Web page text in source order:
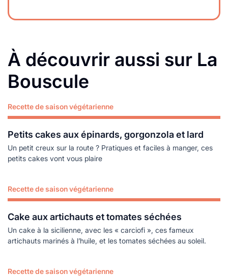
À découvrir aussi sur La
Bouscule
Recette de saison végétarienne
Petits cakes aux épinards, gorgonzola et lard
Un petit creux sur la route ? Pratiques et faciles à manger, ces
petits cakes vont vous plaire
Lire plus
Recette de saison végétarienne
Cake aux artichauts et tomates séchées
Un cake à la sicilienne, avec les « carciofi », ces fameux
artichauts marinés à l’huile, et les tomates séchées au soleil.
Lire plus
Recette de saison végétarienne
Lire plus